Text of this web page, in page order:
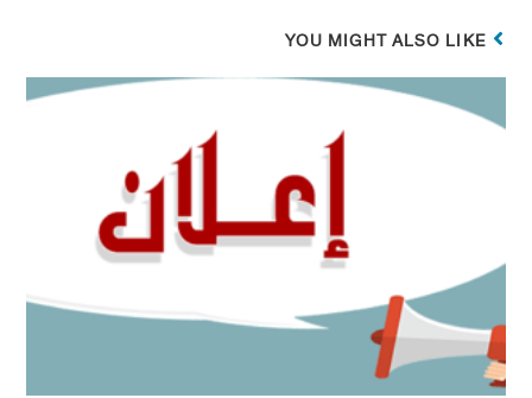
YOU MIGHT ALSO LIKE